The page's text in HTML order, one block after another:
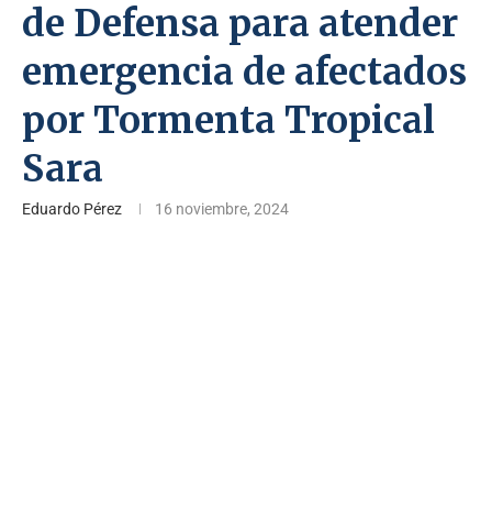
de Defensa para atender
emergencia de afectados
por Tormenta Tropical
Sara
Eduardo Pérez 16 noviembre, 2024